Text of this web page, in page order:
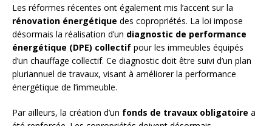
Les réformes récentes ont également mis l’accent sur la
rénovation énergétique des copropriétés. La loi impose
désormais la réalisation d’un diagnostic de performance
énergétique (DPE) collectif pour les immeubles équipés
d’un chauffage collectif. Ce diagnostic doit être suivi d’un plan
pluriannuel de travaux, visant à améliorer la performance
énergétique de l’immeuble.
Par ailleurs, la création d’un fonds de travaux obligatoire a